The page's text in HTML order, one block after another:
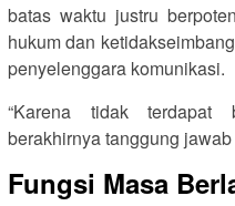
batas waktu justru
hukum dan
penyelenggara komunikasi.
“Karena tidak
berakhirnya tanggung
Fungsi Masa